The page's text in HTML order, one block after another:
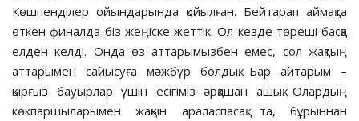
Көшпенділер ойындарында қойылған. Бейтарап аймақта
өткен финалда біз жеңіске жеттік. Ол кезде төреші басқа
елден келді. Онда өз аттарымызбен емес, сол жақтың
аттарымен сайысуға мәжбүр болдық. Бар айтарым –
қырғыз бауырлар үшін есігіміз әрқашан ашық. Олардың
көкпаршыларымен жақын араласпасақ та, бұрыннан